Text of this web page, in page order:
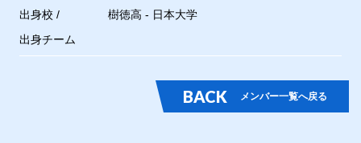
出身校 /
出身チーム
樹徳高 - 日本大学
BACK メンバー一覧へ戻る